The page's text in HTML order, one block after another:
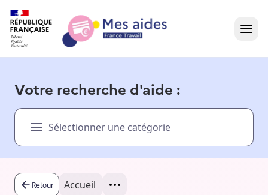
Présentation vidéo
Besoin d'aide ?
Votre recherche d'aide :
Sélectionner une catégorie
Retour Accueil